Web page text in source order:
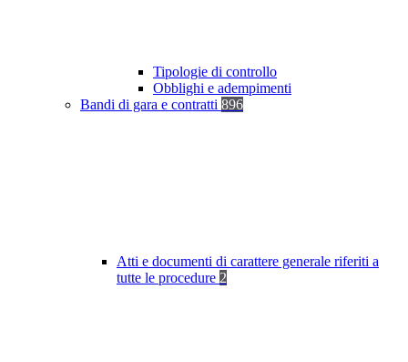
Tipologie di controllo
Obblighi e adempimenti
Bandi di gara e contratti 896
Atti e documenti di carattere generale riferiti a
tutte le procedure 2